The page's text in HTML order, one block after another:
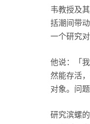
韦教授及
括潮间带
一个研究
他说：「
然能存活
对象。问
研究滨螺